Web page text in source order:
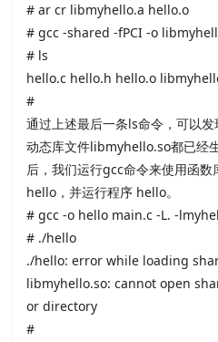
# ar cr libmyhello.a hello.o
# gcc -shared -fPCI -o
# ls
hello.c hello.h hello.o
#
通过上述最后一条ls命令，可以
动态库文件libmyhello.so都已经
后，我们运行gcc命令来使用函数
hello，并运行程序 hello。
# gcc -o hello main.c -L. -
# ./hello
./hello: error while loading
libmyhello.so: cannot open
or directory
#